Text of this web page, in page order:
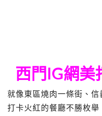
西門IG網美
就像東區燒肉一條街、
打卡火紅的餐廳不勝枚舉